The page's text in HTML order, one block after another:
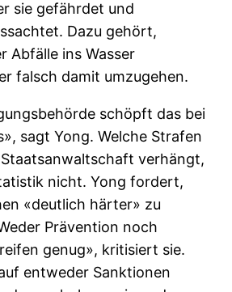
sie gefährdet und
Dazu gehört,
Abfälle ins Wasser
falsch damit umzugehen.
schöpft das bei
sagt Yong. Welche Strafen
verhängt,
nicht. Yong fordert,
«deutlich härter» zu
Prävention noch
genug», kritisiert sie.
entweder Sanktionen